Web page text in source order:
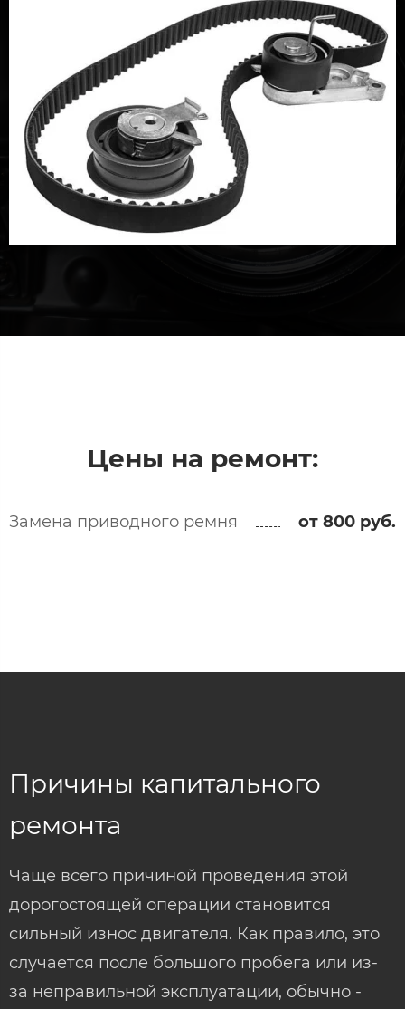
Цены на ремонт:
Замена приводного ремня от 800 руб.
Причины капитального
ремонта
Чаще всего причиной проведения этой
дорогостоящей операции становится
сильный износ двигателя. Как правило, это
случается после большого пробега или из-
за неправильной эксплуатации, обычно -